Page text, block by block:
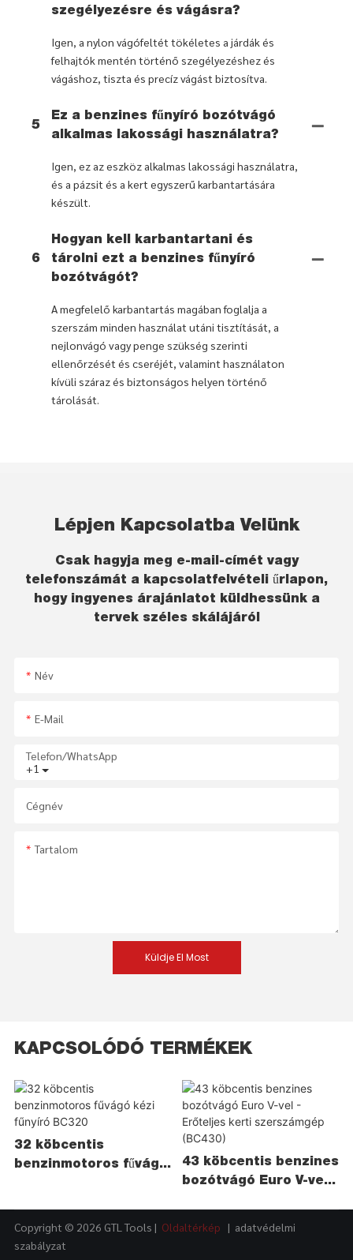
szegélyezésre és vágásra?
Igen, a nylon vágófeltét tökéletes a járdák és
felhajtók mentén történő szegélyezéshez és
vágáshoz, tiszta és precíz vágást biztosítva.
5
Ez a benzines fűnyíró bozótvágó
alkalmas lakossági használatra?
Igen, ez az eszköz alkalmas lakossági használatra,
és a pázsit és a kert egyszerű karbantartására
készült.
6
Hogyan kell karbantartani és
tárolni ezt a benzines fűnyíró
bozótvágót?
A megfelelő karbantartás magában foglalja a
szerszám minden használat utáni tisztítását, a
nejlonvágó vagy penge szükség szerinti
ellenőrzését és cseréjét, valamint használaton
kívüli száraz és biztonságos helyen történő
tárolását.
Lépjen Kapcsolatba Velünk
Csak hagyja meg e-mail-címét vagy
telefonszámát a kapcsolatfelvételi űrlapon,
hogy ingyenes árajánlatot küldhessünk a
tervek széles skálájáról
Név
E-Mail
+1
Telefon/WhatsApp
Cégnév
Tartalom
Küldje El Most
KAPCSOLÓDÓ TERMÉKEK
32 köbcentis
benzinmotoros fűvágó
43 köbcentis benzines
bozótvágó Euro V-vel -
Copyright © 2026 GTL Tools | Oldaltérkép | adatvédelmi
szabályzat